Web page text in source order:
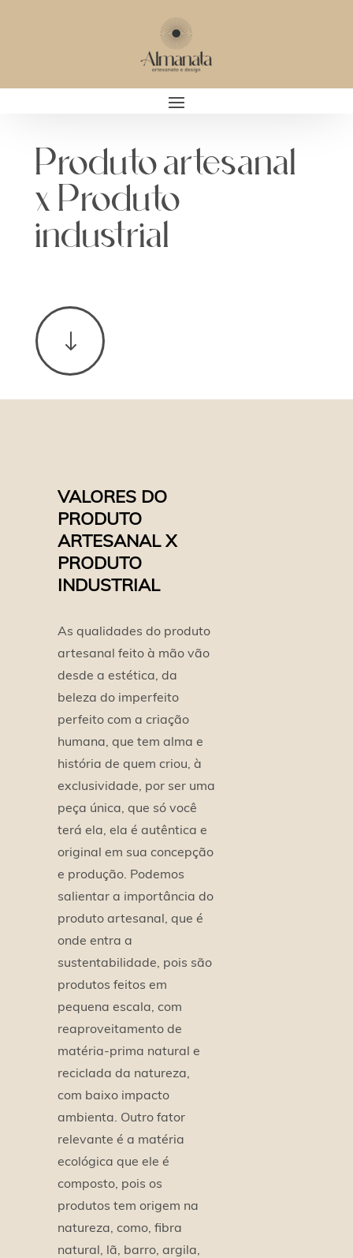
Produto artesanal
x Produto
industrial
"
VALORES DO
PRODUTO
ARTESANAL X
PRODUTO
INDUSTRIAL
As qualidades do produto
artesanal feito à mão vão
desde a estética, da
beleza do imperfeito
perfeito com a criação
humana, que tem alma e
história de quem criou, à
exclusividade, por ser uma
peça única, que só você
terá ela, ela é autêntica e
original em sua concepção
e produção. Podemos
salientar a importância do
produto artesanal, que é
onde entra a
sustentabilidade, pois são
produtos feitos em
pequena escala, com
reaproveitamento de
matéria-prima natural e
reciclada da natureza,
com baixo impacto
ambienta. Outro fator
relevante é a matéria
ecológica que ele é
composto, pois os
produtos tem origem na
natureza, como, fibra
natural, lã, barro, argila,